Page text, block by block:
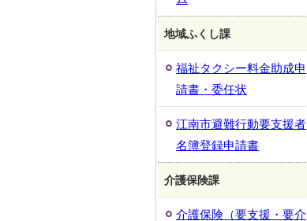
地域ふくし課
福祉タクシー料金助成申
請書・委任状
江南市避難行動要支援者
名簿登録申請書
介護保険課
介護保険（要支援・要介